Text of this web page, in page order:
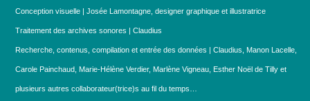
Conception visuelle | Josée Lamontagne, designer graphique et illustratrice
Traitement des archives sonores | Claudius
Recherche, contenus, compilation et entrée des données | Claudius, Manon Lacelle,
Carole Painchaud, Marie-Hélène Verdier, Marlène Vigneau, Esther Noël de Tilly et
plusieurs autres collaborateur(trice)s au fil du temps…